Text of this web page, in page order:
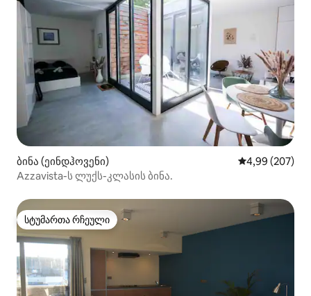
ბინა (ეინდჰოვენი) საშუალო
4,99 (207)
Azzavista-ს ლუქს-კლასის ბინა.
სტუმართა რჩეული
სტუმართა რჩეული